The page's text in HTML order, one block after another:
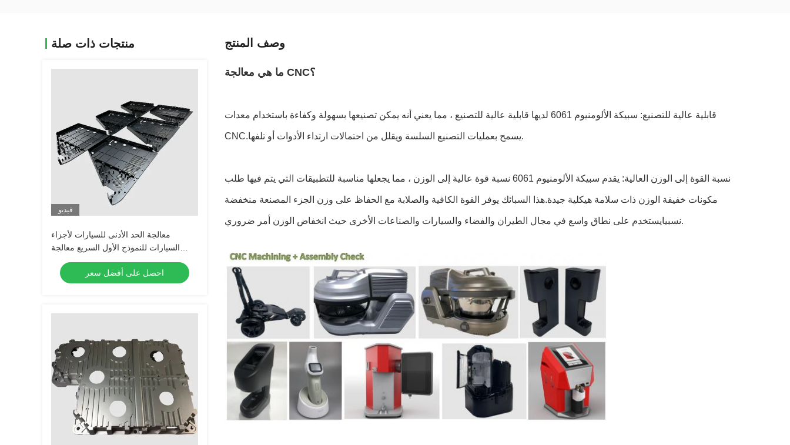
منتجات ذات صلة
فيديو
معالجة الحد الأدنى للسيارات لأجزاء
السيارات للنموذج الأول السريع معالجة
الألومنيوم المخصصة
احصل على أفضل سعر
وصف المنتج
ما هي معالجة CNC؟
قابلية عالية للتصنيع: سبيكة الألومنيوم 6061 لديها قابلية عالية للتصنيع ، مما يعني أنه يمكن تصنيعها بسهولة وكفاءة باستخدام معدات
CNC.يسمح بعمليات التصنيع السلسة ويقلل من احتمالات ارتداء الأدوات أو تلفها.
نسبة القوة إلى الوزن العالية: يقدم سبيكة الألومنيوم 6061 نسبة قوة عالية إلى الوزن ، مما يجعلها مناسبة للتطبيقات التي يتم فيها طلب
مكونات خفيفة الوزن ذات سلامة هيكلية جيدة.هذا السبائك يوفر القوة الكافية والصلابة مع الحفاظ على وزن الجزء المصنعة منخفضة
نسبيايستخدم على نطاق واسع في مجال الطيران والفضاء والسيارات والصناعات الأخرى حيث انخفاض الوزن أمر ضروري.